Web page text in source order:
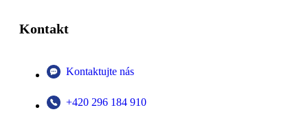
Kontakt
Kontaktujte nás
+420 296 184 910